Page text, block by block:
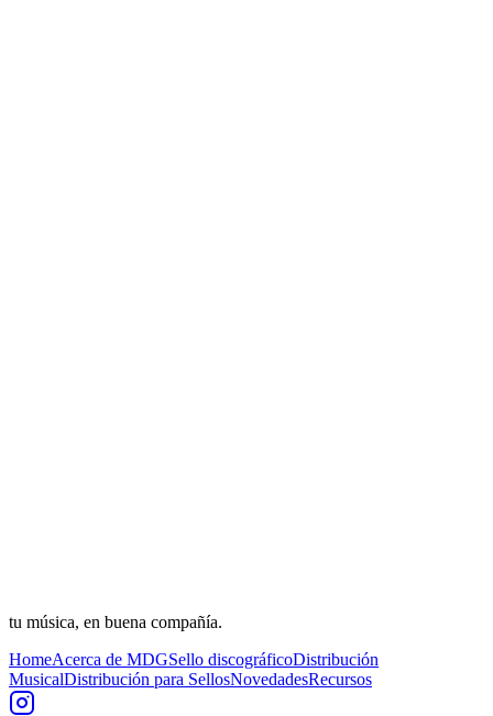
tu música, en buena compañía.
HomeAcerca de MDGSello discográficoDistribución
MusicalDistribución para SellosNovedadesRecursos